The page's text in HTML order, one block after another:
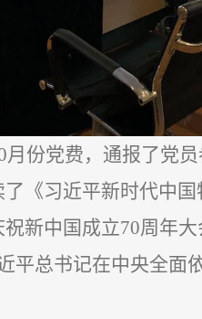
月份党费，通报了党
《习近平新时代中
新中国成立70周年
平总书记在中央全面